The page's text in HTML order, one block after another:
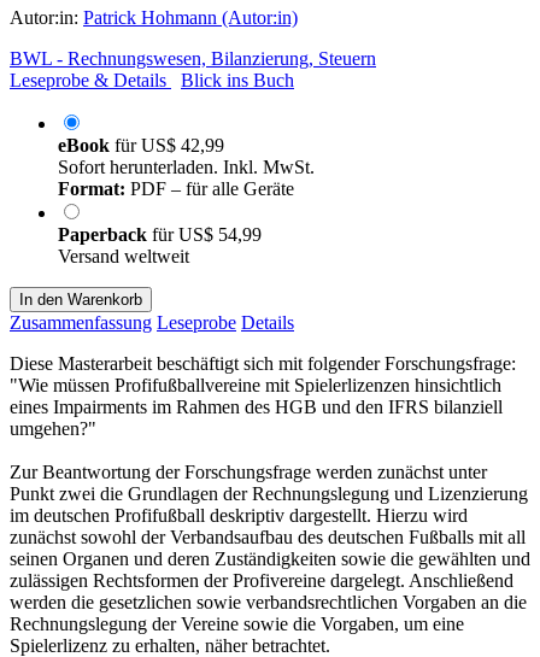
Autor:in: Patrick Hohmann (Autor:in)
BWL - Rechnungswesen, Bilanzierung, Steuern
Leseprobe & Details
Blick ins Buch
eBook fürUS$ 42,99
Sofort herunterladen. Inkl. MwSt.
Format: PDF – für alle Geräte
Paperback fürUS$ 54,99
Versand weltweit
In den Warenkorb
Zusammenfassung Leseprobe Details
Diese Masterarbeit beschäftigt sich mit folgender Forschungsfrage:
"Wie müssen Profifußballvereine mit Spielerlizenzen hinsichtlich
eines Impairments im Rahmen des HGB und den IFRS bilanziell
umgehen?"
Zur Beantwortung der Forschungsfrage werden zunächst unter
Punkt zwei die Grundlagen der Rechnungslegung und Lizenzierung
im deutschen Profifußball deskriptiv dargestellt. Hierzu wird
zunächst sowohl der Verbandsaufbau des deutschen Fußballs mit all
seinen Organen und deren Zuständigkeiten sowie die gewählten und
zulässigen Rechtsformen der Profivereine dargelegt. Anschließend
werden die gesetzlichen sowie verbandsrechtlichen Vorgaben an die
Rechnungslegung der Vereine sowie die Vorgaben, um eine
Spielerlizenz zu erhalten, näher betrachtet.